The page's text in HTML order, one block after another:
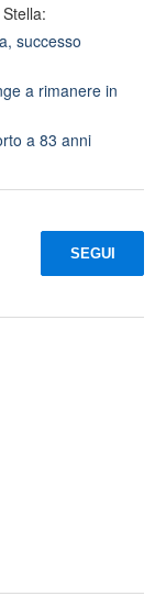
successo
a rimanere in
a 83 anni
SEGUI